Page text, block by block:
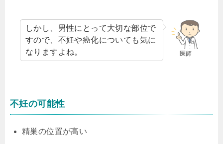
医師
しかし、男性にとって大切な部位で
すので、不妊や癌化についても気に
なりますよね。
不妊の可能性
精巣の位置が高い